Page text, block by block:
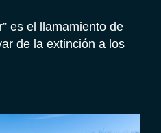
es el llamamiento de
de la extinción a los